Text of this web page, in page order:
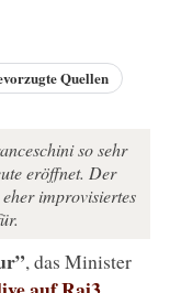
Quellen
so sehr
eröffnet. Der
improvisiertes
, das Minister